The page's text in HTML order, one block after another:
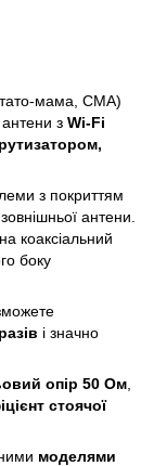
мама, СМА)
з Wi-Fi
з покриттям
антени.
коаксіальний
боку
і значно
опір 50 Ом
стоячої
моделями